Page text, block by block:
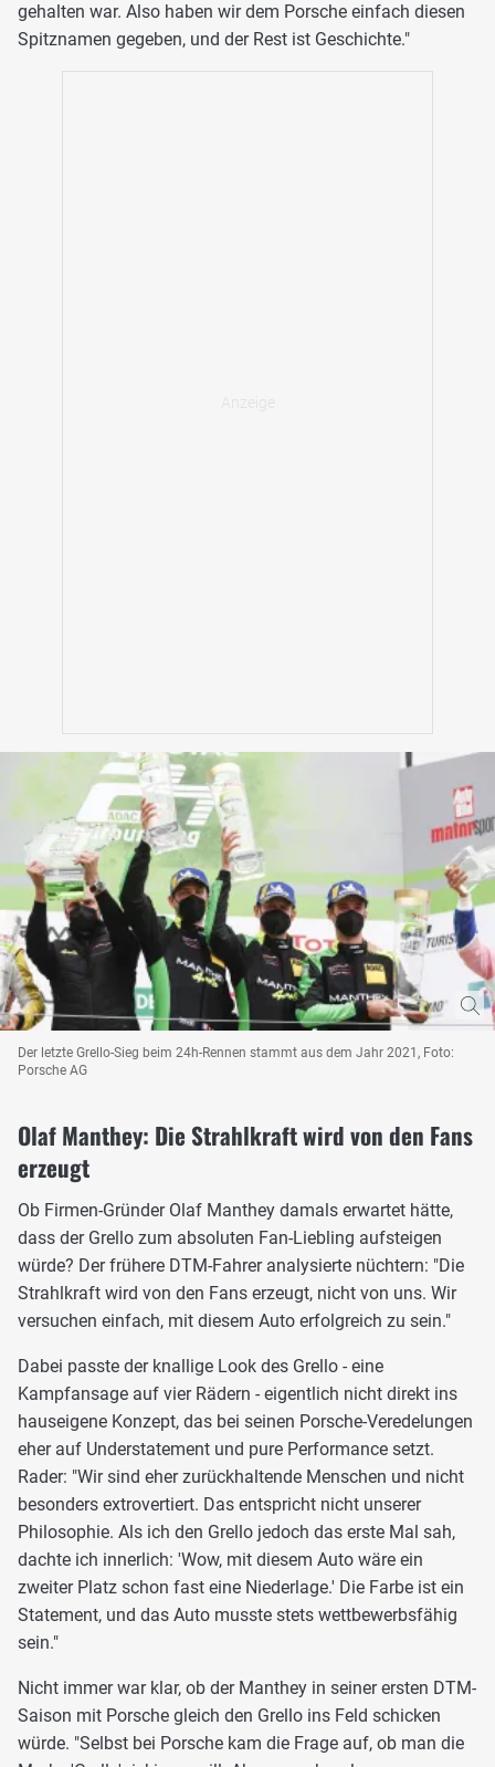
gehalten war. Also haben wir dem Porsche einfach diesen
Spitznamen gegeben, und der Rest ist Geschichte."
Der letzte Grello-Sieg beim 24h-Rennen stammt aus dem Jahr 2021, Foto:
Porsche AG
Olaf Manthey: Die Strahlkraft wird von den Fans
erzeugt
Ob Firmen-Gründer Olaf Manthey damals erwartet hätte,
dass der Grello zum absoluten Fan-Liebling aufsteigen
würde? Der frühere DTM-Fahrer analysierte nüchtern: "Die
Strahlkraft wird von den Fans erzeugt, nicht von uns. Wir
versuchen einfach, mit diesem Auto erfolgreich zu sein."
Dabei passte der knallige Look des Grello - eine
Kampfansage auf vier Rädern - eigentlich nicht direkt ins
hauseigene Konzept, das bei seinen Porsche-Veredelungen
eher auf Understatement und pure Performance setzt.
Rader: "Wir sind eher zurückhaltende Menschen und nicht
besonders extrovertiert. Das entspricht nicht unserer
Philosophie. Als ich den Grello jedoch das erste Mal sah,
dachte ich innerlich: 'Wow, mit diesem Auto wäre ein
zweiter Platz schon fast eine Niederlage.' Die Farbe ist ein
Statement, und das Auto musste stets wettbewerbsfähig
sein."
Nicht immer war klar, ob der Manthey in seiner ersten DTM-
Saison mit Porsche gleich den Grello ins Feld schicken
würde. "Selbst bei Porsche kam die Frage auf, ob man die